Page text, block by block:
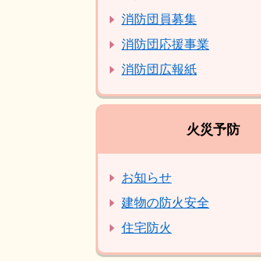
消防団員募集
消防団応援事業
消防団広報紙
火災予防
お知らせ
建物の防火安全
住宅防火